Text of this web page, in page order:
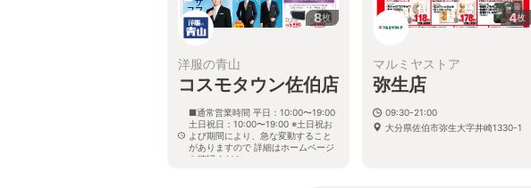
8枚
洋服の青山
コスモタウン佐伯店
■通常営業時間 平日：10:00〜19:00
土日祝日：10:00〜19:00 ※土日祝お
よび期間により、急な変動すること
がありますので 詳細はホームページ
を確認ください
4枚
マルミヤストア
弥生店
09:30-21:00
大分県佐伯市弥生大字井崎1330-1